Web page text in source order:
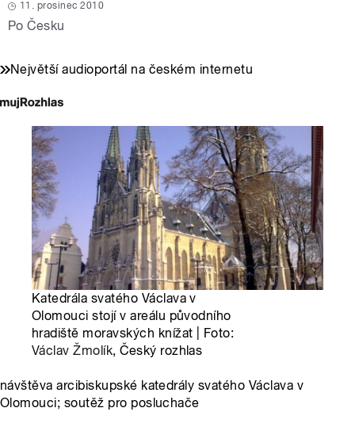
11. prosinec 2010
Po Česku
Největší audioportál na českém internetu
Katedrála svatého Václava v
Olomouci stojí v areálu původního
hradiště moravských knížat | Foto:
Václav Žmolík, Český rozhlas
návštěva arcibiskupské katedrály svatého Václava v
Olomouci; soutěž pro posluchače